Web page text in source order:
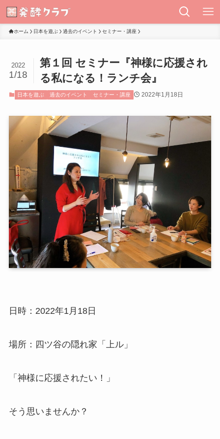
ホーム 日本を遊ぶ 過去のイベント セミナー・講座
第１回 セミナー『神様に応援され
る私になる！ランチ会』
2022
1/18
日本を遊ぶ 過去のイベント セミナー・講座 2022年1月18日
日時：2022年1月18日
場所：四ツ谷の隠れ家「上ル」
「神様に応援されたい！」
そう思いませんか？